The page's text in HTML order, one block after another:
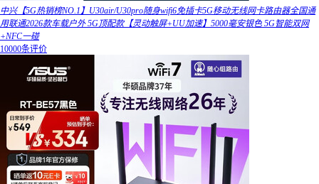
中兴【5G热销榜NO.1】U30air/U30pro随身wifi6免插卡5G移动无线网卡路由器全国通
用联通2026款车载户外 5G顶配款【灵动触屏+UU加速】5000毫安银色 5G智能双网
+NFC一碰
10000条评价